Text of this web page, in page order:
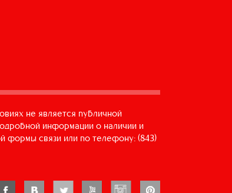
не является публичной
информации о наличии и
формы связи или по телефону: (843)